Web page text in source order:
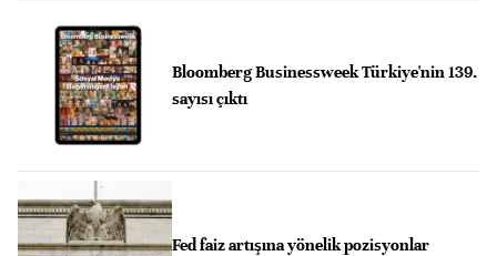
Bloomberg Businessweek Türkiye'nin 139.
sayısı çıktı
Fed faiz artışına yönelik pozisyonlar